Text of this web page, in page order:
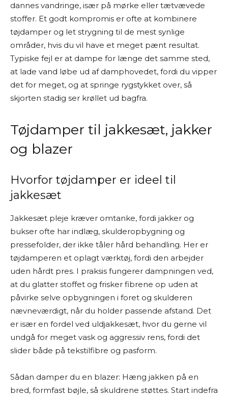
dannes vandringe, især på mørke eller tætvævede
stoffer. Et godt kompromis er ofte at kombinere
tøjdamper og let strygning til de mest synlige
områder, hvis du vil have et meget pænt resultat.
Typiske fejl er at dampe for længe det samme sted,
at lade vand løbe ud af damphovedet, fordi du vipper
det for meget, og at springe rygstykket over, så
skjorten stadig ser krøllet ud bagfra.
Tøjdamper til jakkesæt, jakker
og blazer
Hvorfor tøjdamper er ideel til
jakkesæt
Jakkesæt pleje kræver omtanke, fordi jakker og
bukser ofte har indlæg, skulderopbygning og
pressefolder, der ikke tåler hård behandling. Her er
tøjdamperen et oplagt værktøj, fordi den arbejder
uden hårdt pres. I praksis fungerer dampningen ved,
at du glatter stoffet og frisker fibrene op uden at
påvirke selve opbygningen i foret og skulderen
nævneværdigt, når du holder passende afstand. Det
er især en fordel ved uldjakkesæt, hvor du gerne vil
undgå for meget vask og aggressiv rens, fordi det
slider både på tekstilfibre og pasform.
Sådan damper du en blazer: Hæng jakken på en
bred, formfast bøjle, så skuldrene støttes. Start indefra